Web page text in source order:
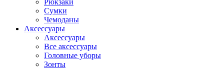
Рюкзаки
Сумки
Чемоданы
Аксессуары
Аксессуары
Все аксессуары
Головные уборы
Зонты